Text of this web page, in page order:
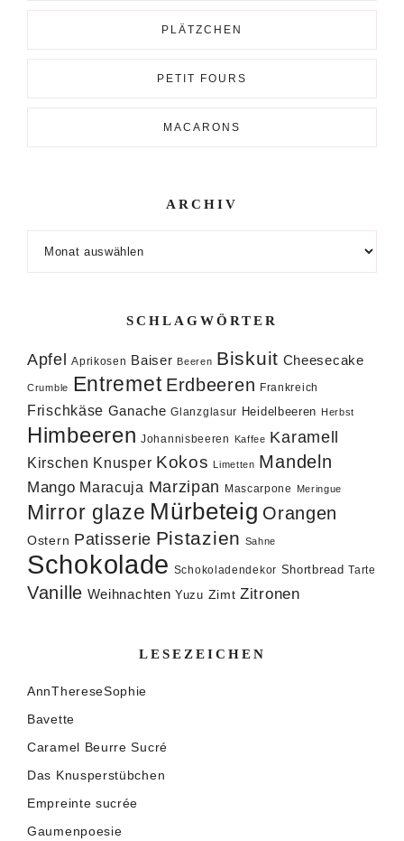
PLÄTZCHEN
PETIT FOURS
MACARONS
ARCHIV
SCHLAGWÖRTER
Apfel Aprikosen Baiser Beeren Biskuit Cheesecake
Crumble Entremet Erdbeeren Frankreich
Frischkäse Ganache Glanzglasur Heidelbeeren Herbst
Himbeeren Johannisbeeren Kaffee Karamell
Kirschen Knusper Kokos Limetten Mandeln
Mango Maracuja Marzipan Mascarpone Meringue
Mirror glaze Mürbeteig Orangen
Ostern Patisserie Pistazien Sahne
Schokolade Schokoladendekor Shortbread Tarte
Vanille Weihnachten Yuzu Zimt Zitronen
LESEZEICHEN
AnnThereseSophie
Bavette
Caramel Beurre Sucré
Das Knusperstübchen
Empreinte sucrée
Gaumenpoesie